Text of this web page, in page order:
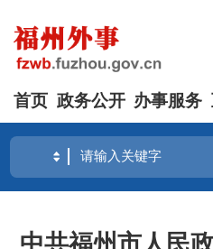
首页 政务公开 办事服务
中共福州市人民